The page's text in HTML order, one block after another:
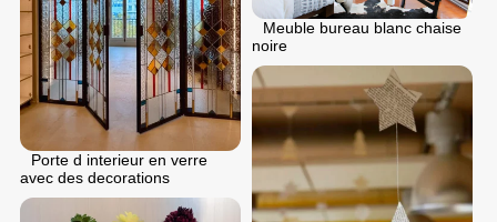
Meuble bureau blanc chaise
noire
Porte d interieur en verre
avec des decorations